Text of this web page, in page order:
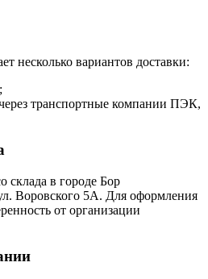
несколько вариантов доставки:
транспортные компании ПЭК,
склада в городе Бор
Воровского 5А. Для оформления
от организации